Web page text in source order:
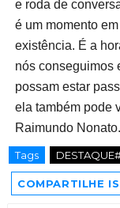
e roda de
é um momento
existência. É a
nós conseguimos
possam estar
ela também pode
Raimundo Nonato.
Tags
COMPARTILHE